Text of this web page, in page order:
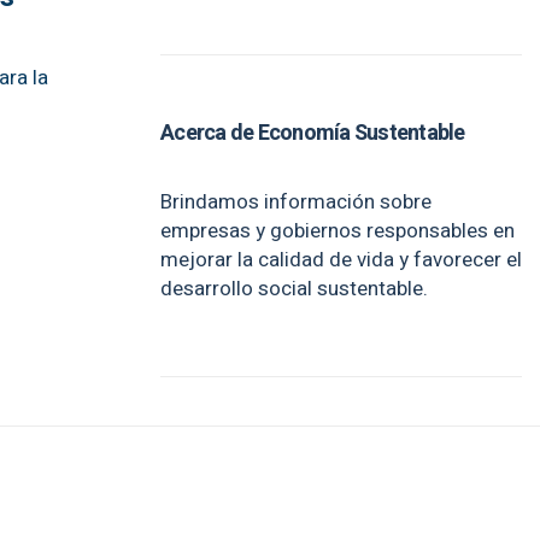
la
Acerca de Economía Sustentable
Brindamos información sobre
empresas y gobiernos responsables en
mejorar la calidad de vida y favorecer el
desarrollo social sustentable.